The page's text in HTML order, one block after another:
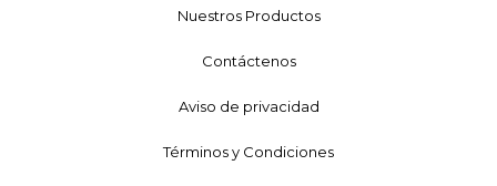
Nuestros Productos
Contáctenos
Aviso de privacidad
Términos y Condiciones